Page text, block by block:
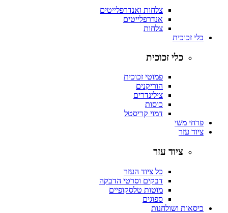
צלחות ואנדרפלייטים
אנדרפלייטים
צלחות
כלי זכוכית
כלי זכוכית
פמוטי זכוכית
הוריקנים
צילינדרים
כוסות
דמוי קריסטל
פרחי משי
ציוד עזר
ציוד עזר
כל ציוד העזר
דבקים וסרטי הדבקה
מוטות טלסקופיים
ספוגים
כיסאות ושולחנות